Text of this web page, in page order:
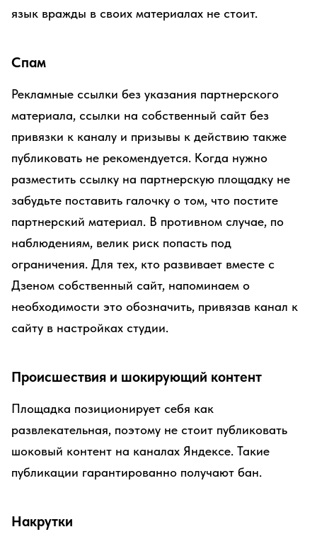
язык вражды в своих материалах не стоит.
Спам
Рекламные ссылки без указания партнерского
материала, ссылки на собственный сайт без
привязки к каналу и призывы к действию также
публиковать не рекомендуется. Когда нужно
разместить ссылку на партнерскую площадку не
забудьте поставить галочку о том, что постите
партнерский материал. В противном случае, по
наблюдениям, велик риск попасть под
ограничения. Для тех, кто развивает вместе с
Дзеном собственный сайт, напоминаем о
необходимости это обозначить, привязав канал к
сайту в настройках студии.
Происшествия и шокирующий контент
Площадка позиционирует себя как
развлекательная, поэтому не стоит публиковать
шоковый контент на каналах Яндексе. Такие
публикации гарантированно получают бан.
Накрутки